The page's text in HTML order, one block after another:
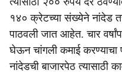
१४० क्रेटच्या संख्येने नांदेड
पाठवली जात आहेत. चार
घेऊन चांगली कमाई करण्याचा
नांदेडची बाजारपेठ त्यासाठी